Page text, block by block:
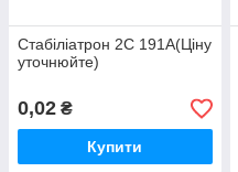
Стабіліатрон 2С 191А(Ціну
уточнюйте)
0,02 ₴
Купити